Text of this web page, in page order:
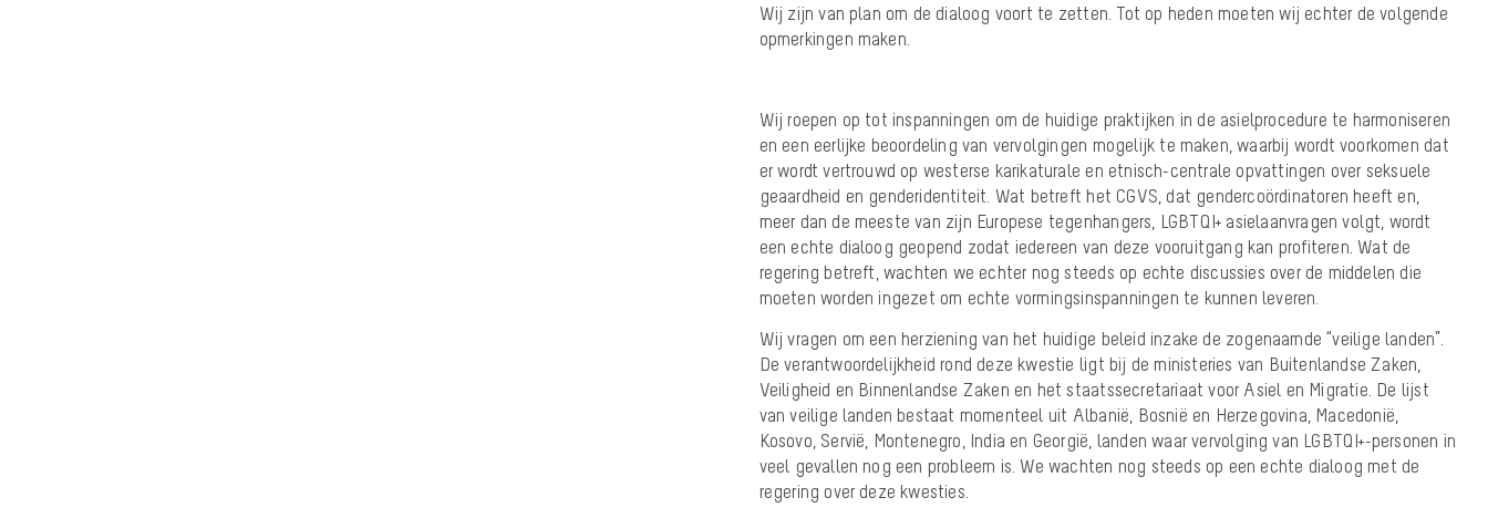
Wij zijn van plan om de dialoog voort te zetten. Tot op heden moeten wij echter de volgende
opmerkingen maken.
Wij roepen op tot inspanningen om de huidige praktijken in de asielprocedure te harmoniseren
en een eerlijke beoordeling van vervolgingen mogelijk te maken, waarbij wordt voorkomen dat
er wordt vertrouwd op westerse karikaturale en etnisch-centrale opvattingen over seksuele
geaardheid en genderidentiteit. Wat betreft het CGVS, dat gendercoördinatoren heeft en,
meer dan de meeste van zijn Europese tegenhangers, LGBTQI+ asielaanvragen volgt, wordt
een echte dialoog geopend zodat iedereen van deze vooruitgang kan profiteren. Wat de
regering betreft, wachten we echter nog steeds op echte discussies over de middelen die
moeten worden ingezet om echte vormingsinspanningen te kunnen leveren.
Wij vragen om een herziening van het huidige beleid inzake de zogenaamde “veilige landen”.
De verantwoordelijkheid rond deze kwestie ligt bij de ministeries van Buitenlandse Zaken,
Veiligheid en Binnenlandse Zaken en het staatssecretariaat voor Asiel en Migratie. De lijst
van veilige landen bestaat momenteel uit Albanië, Bosnië en Herzegovina, Macedonië,
Kosovo, Servië, Montenegro, India en Georgië, landen waar vervolging van LGBTQI+-personen in
veel gevallen nog een probleem is. We wachten nog steeds op een echte dialoog met de
regering over deze kwesties.